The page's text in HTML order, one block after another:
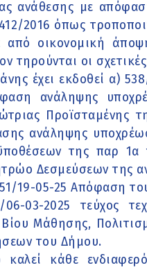
ανάθεσης με
2016 όπως
από οικονομική
τηρούνται οι
έχει εκδοθεί α)
ανάληψης
Προϊσταμένης
ανάληψης
της παρ
Δεσμεύσεων της
19-05-25 Απόφαση
03-2025 τεύχος
Μάθησης,
του Δήμου.
κάθε